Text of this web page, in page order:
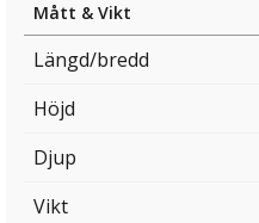
Mått & Vikt
Längd/bredd
Höjd
Djup
Vikt